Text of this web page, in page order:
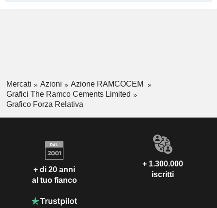
Mercati Azioni
Azione RAMCOCEM
Grafici The Ramco Cements Limited
Grafico Forza Relativa
+ di 20 anni
al tuo fianco
+ 1.300.000
iscritti